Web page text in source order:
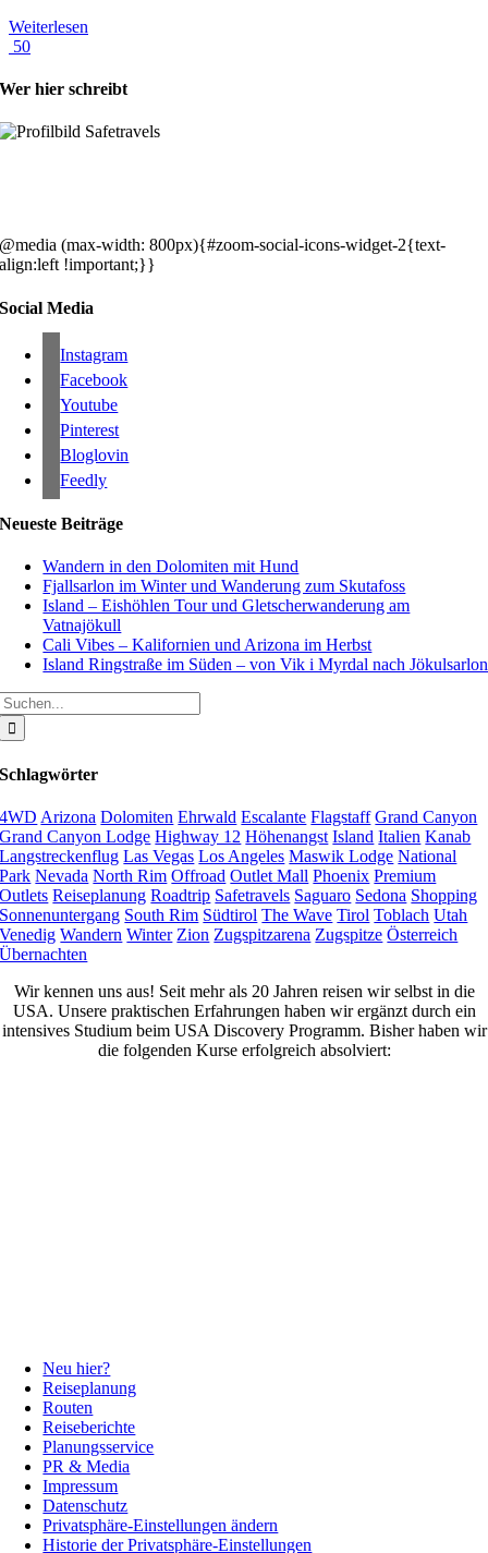
Weiterlesen
50
Wer hier schreibt
@media (max-width: 800px){#zoom-social-icons-widget-2{text-
align:left !important;}}
Social Media
Instagram
Facebook
Youtube
Pinterest
Bloglovin
Feedly
Neueste Beiträge
Wandern in den Dolomiten mit Hund
Fjallsarlon im Winter und Wanderung zum Skutafoss
Island – Eishöhlen Tour und Gletscherwanderung am
Vatnajökull
Cali Vibes – Kalifornien und Arizona im Herbst
Island Ringstraße im Süden – von Vik i Myrdal nach Jökulsarlon
Schlagwörter
4WD Arizona Dolomiten Ehrwald Escalante Flagstaff Grand Canyon
Grand Canyon Lodge Highway 12 Höhenangst Island Italien Kanab
Langstreckenflug Las Vegas Los Angeles Maswik Lodge National
Park Nevada North Rim Offroad Outlet Mall Phoenix Premium
Outlets Reiseplanung Roadtrip Safetravels Saguaro Sedona Shopping
Sonnenuntergang South Rim Südtirol The Wave Tirol Toblach Utah
Venedig Wandern Winter Zion Zugspitzarena Zugspitze Österreich
Übernachten
Wir kennen uns aus! Seit mehr als 20 Jahren reisen wir selbst in die
USA. Unsere praktischen Erfahrungen haben wir ergänzt durch ein
intensives Studium beim USA Discovery Programm. Bisher haben wir
die folgenden Kurse erfolgreich absolviert:
Neu hier?
Reiseplanung
Routen
Reiseberichte
Planungsservice
PR & Media
Impressum
Datenschutz
Privatsphäre-Einstellungen ändern
Historie der Privatsphäre-Einstellungen